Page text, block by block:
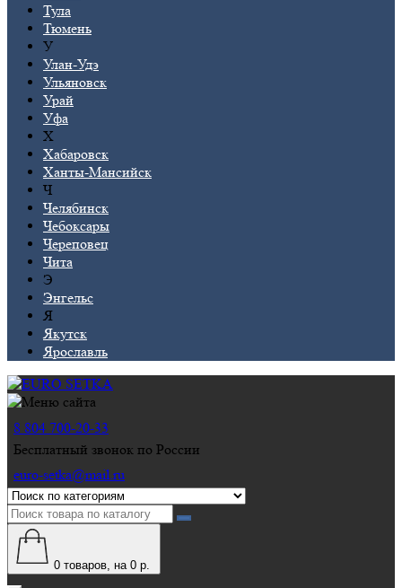
Тула
Тюмень
У
Улан-Удэ
Ульяновск
Урай
Уфа
Х
Хабаровск
Ханты-Мансийск
Ч
Челябинск
Чебоксары
Череповец
Чита
Э
Энгельс
Я
Якутск
Ярославль
8 804 700-20-33
Бесплатный звонок по России
euro-setka@mail.ru
0 товаров, на 0 р.